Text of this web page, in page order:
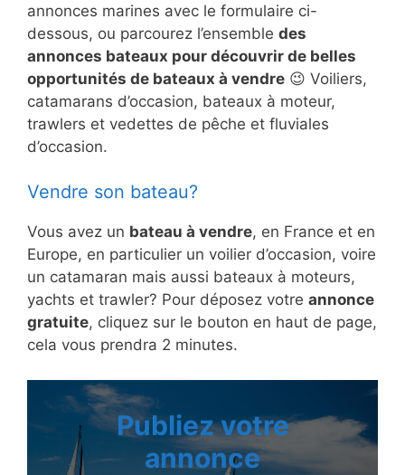
annonces marines avec le formulaire ci-
dessous, ou parcourez l’ensemble des
annonces bateaux pour découvrir de belles
opportunités de bateaux à vendre 😉 Voiliers,
catamarans d’occasion, bateaux à moteur,
trawlers et vedettes de pêche et fluviales
d’occasion.
Vendre son bateau?
Vous avez un bateau à vendre, en France et en
Europe, en particulier un voilier d’occasion, voire
un catamaran mais aussi bateaux à moteurs,
yachts et trawler? Pour déposez votre annonce
gratuite, cliquez sur le bouton en haut de page,
cela vous prendra 2 minutes.
Publiez votre
annonce